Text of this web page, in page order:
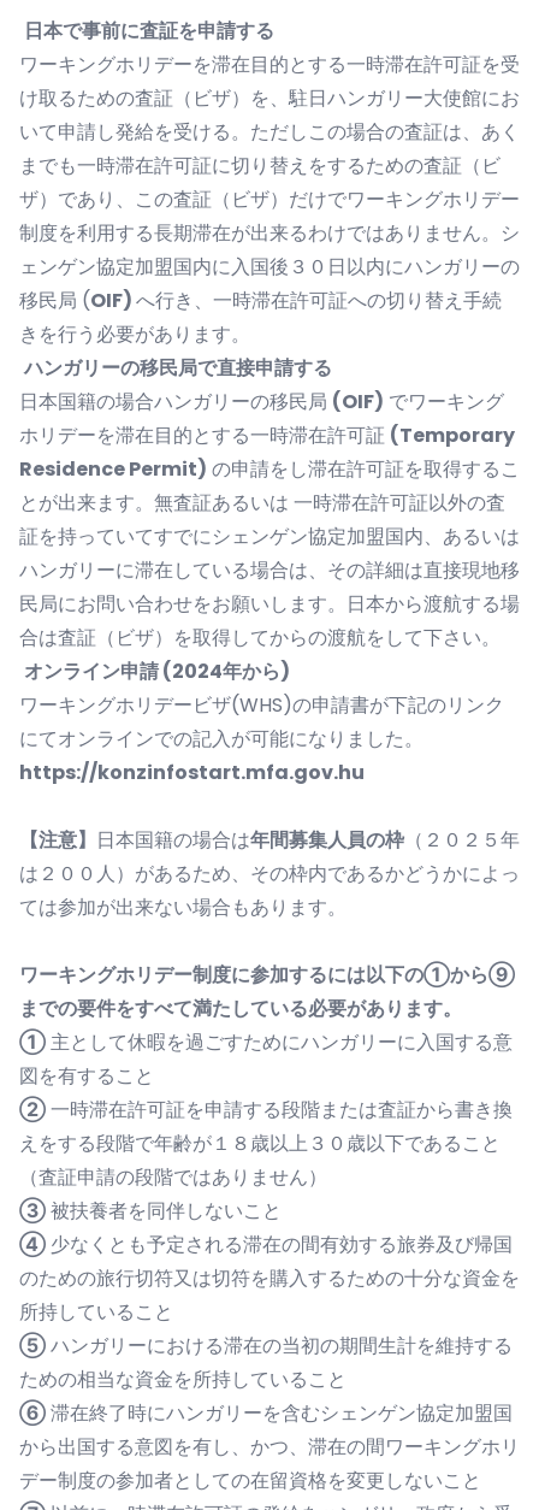
日本で事前に査証を申請する
ワーキングホリデーを滞在目的とする一時滞在許可証を受
け取るための査証（ビザ）を、駐日ハンガリー大使館にお
いて申請し発給を受ける。ただしこの場合の査証は、あく
までも一時滞在許可証に切り替えをするための査証（ビ
ザ）であり、この査証（ビザ）だけでワーキングホリデー
制度を利用する長期滞在が出来るわけではありません。シ
ェンゲン協定加盟国内に入国後３０日以内にハンガリーの
移民局 (OIF)へ行き、一時滞在許可証への切り替え手続
きを行う必要があります。
ハンガリーの移民局で直接申請する
日本国籍の場合ハンガリーの移民局 (OIF) でワーキング
ホリデーを滞在目的とする一時滞在許可証 (Temporary
Residence Permit) の申請をし滞在許可証を取得するこ
とが出来ます。無査証あるいは 一時滞在許可証以外の査
証を持っていてすでにシェンゲン協定加盟国内、あるいは
ハンガリーに滞在している場合は、その詳細は直接現地移
民局にお問い合わせをお願いします。日本から渡航する場
合は査証（ビザ）を取得してからの渡航をして下さい。
オンライン申請 (2024年から)
ワーキングホリデービザ(WHS)の申請書が下記のリンク
にてオンラインでの記入が可能になりました。
https://konzinfostart.mfa.gov.hu
【注意】 日本国籍の場合は年間募集人員の枠 （２０２５年
は２００人）があるため、その枠内であるかどうかによっ
ては参加が出来ない場合もあります。
ワーキングホリデー制度に参加するには以下の①から⑨
までの要件をすべて満たしている必要があります。
①主として休暇を過ごすためにハンガリーに入国する意
図を有すること
②一時滞在許可証を申請する段階または査証から書き換
えをする段階で年齢が１８歳以上３０歳以下であること
（査証申請の段階ではありません）
③被扶養者を同伴しないこと
④ 少なくとも予定される滞在の間有効する旅券及び帰国
のための旅行切符又は切符を購入するための十分な資金を
所持していること
⑤ハンガリーにおける滞在の当初の期間生計を維持する
ための相当な資金を所持していること
⑥滞在終了時にハンガリーを含むシェンゲン協定加盟国
から出国する意図を有し、かつ、滞在の間ワーキングホリ
デー制度の参加者としての在留資格を変更しないこと